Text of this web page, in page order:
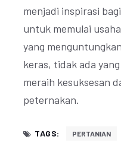
menjadi inspirasi
untuk memulai
yang
keras, tidak ada
meraih kesuksesan
peternakan.
TAGS: PERTANIAN